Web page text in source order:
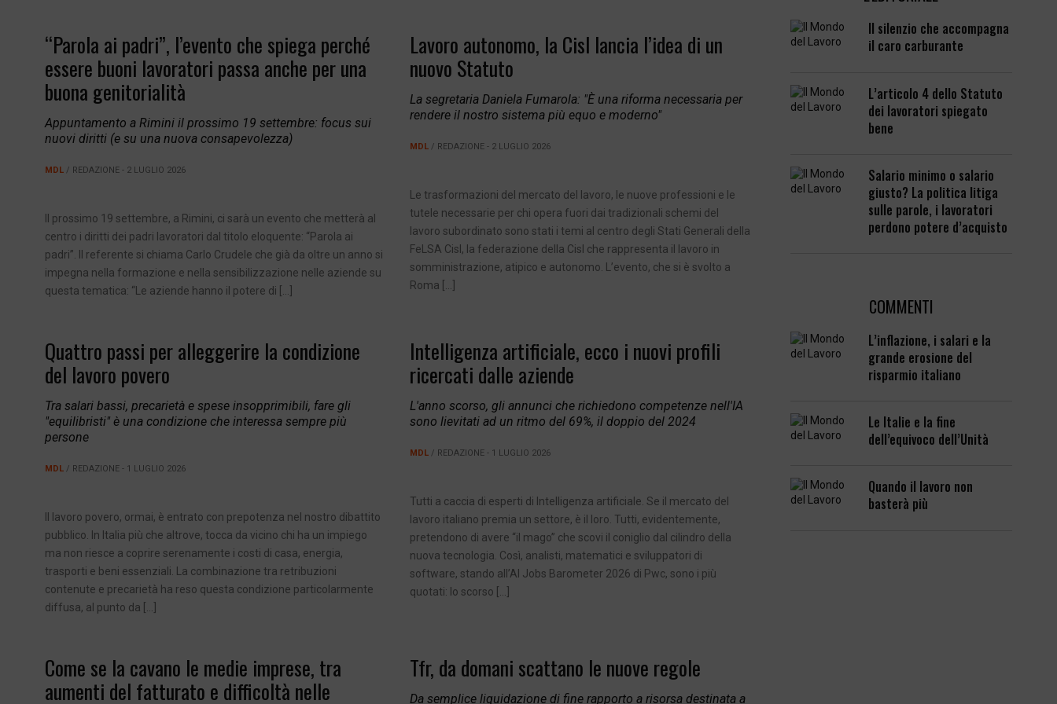
“Parola ai padri”, l’evento che spiega perché
essere buoni lavoratori passa anche per una
buona genitorialità
Appuntamento a Rimini il prossimo 19 settembre: focus sui
nuovi diritti (e su una nuova consapevolezza)
MDL / REDAZIONE - 2 LUGLIO 2026
Il prossimo 19 settembre, a Rimini, ci sarà un evento che metterà al
centro i diritti dei padri lavoratori dal titolo eloquente: “Parola ai
padri”. Il referente si chiama Carlo Crudele che già da oltre un anno si
impegna nella formazione e nella sensibilizzazione nelle aziende su
questa tematica: “Le aziende hanno il potere di […]
Lavoro autonomo, la Cisl lancia l’idea di un
nuovo Statuto
La segretaria Daniela Fumarola: "È una riforma necessaria per
rendere il nostro sistema più equo e moderno"
MDL/ REDAZIONE - 2 LUGLIO 2026
Le trasformazioni del mercato del lavoro, le nuove professioni e le
tutele necessarie per chi opera fuori dai tradizionali schemi del
lavoro subordinato sono stati i temi al centro degli Stati Generali della
FeLSA Cisl, la federazione della Cisl che rappresenta il lavoro in
somministrazione, atipico e autonomo. L’evento, che si è svolto a
Roma […]
Quattro passi per alleggerire la condizione
del lavoro povero
Tra salari bassi, precarietà e spese insopprimibili, fare gli
"equilibristi" è una condizione che interessa sempre più
persone
MDL / REDAZIONE - 1 LUGLIO 2026
Il lavoro povero, ormai, è entrato con prepotenza nel nostro dibattito
pubblico. In Italia più che altrove, tocca da vicino chi ha un impiego
ma non riesce a coprire serenamente i costi di casa, energia,
trasporti e beni essenziali. La combinazione tra retribuzioni
contenute e precarietà ha reso questa condizione particolarmente
diffusa, al punto da […]
Intelligenza artificiale, ecco i nuovi profili
ricercati dalle aziende
L'anno scorso, gli annunci che richiedono competenze nell'IA
sono lievitati ad un ritmo del 69%, il doppio del 2024
MDL/ REDAZIONE - 1 LUGLIO 2026
Tutti a caccia di esperti di Intelligenza artificiale. Se il mercato del
lavoro italiano premia un settore, è il loro. Tutti, evidentemente,
pretendono di avere “il mago” che scovi il coniglio dal cilindro della
nuova tecnologia. Così, analisti, matematici e sviluppatori di
software, stando all’AI Jobs Barometer 2026 di Pwc, sono i più
quotati: lo scorso […]
Come se la cavano le medie imprese, tra
aumenti del fatturato e difficoltà nelle
Tfr, da domani scattano le nuove regole
Da semplice liquidazione di fine rapporto a risorsa destinata a
Il silenzio che accompagna
il caro carburante
L’articolo 4 dello Statuto
dei lavoratori spiegato
bene
Salario minimo o salario
giusto? La politica litiga
sulle parole, i lavoratori
perdono potere d’acquisto
COMMENTI
L’inflazione, i salari e la
grande erosione del
risparmio italiano
Le Italie e la fine
dell’equivoco dell’Unità
Quando il lavoro non
basterà più